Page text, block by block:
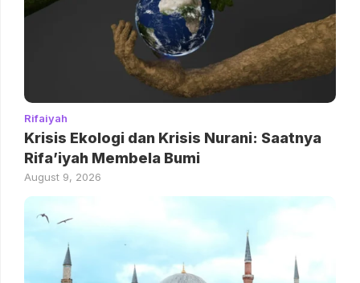
Rifaiyah
Krisis Ekologi dan Krisis Nurani: Saatnya
Rifa’iyah Membela Bumi
August 9, 2026